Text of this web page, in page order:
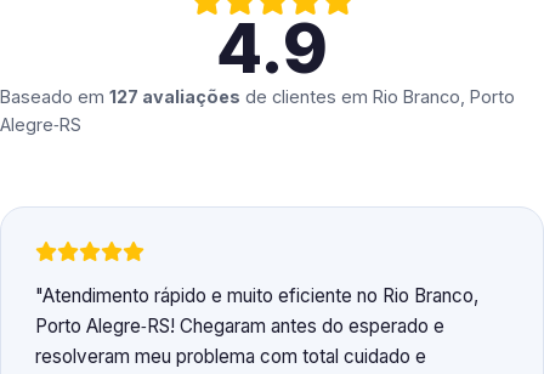
4.9
Baseado em 127 avaliações de clientes em Rio Branco, Porto
Alegre‑RS
Atendimento rápido e muito eficiente no Rio Branco,
Porto Alegre‑RS! Chegaram antes do esperado e
resolveram meu problema com total cuidado e